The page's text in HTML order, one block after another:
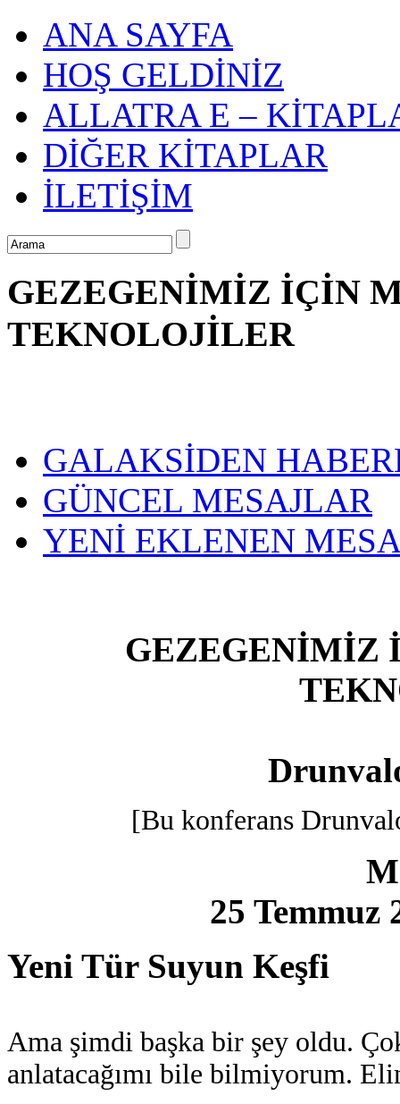
ANA SAYFA
HOŞ GELDİNİZ
ALLATRA E –
DİĞER KİTAPLAR
İLETİŞİM
GEZEGENİMİZ İÇİN
TEKNOLOJİLER
GALAKSİDEN
GÜNCEL MESAJLAR
YENİ EKLENEN
GEZEGENİMİZ
[Bu konferans
25 Temmuz
Yeni Tür Suyun Keşfi
Ama şimdi başka bir şey oldu.
anlatacağımı bile bilmiyorum.